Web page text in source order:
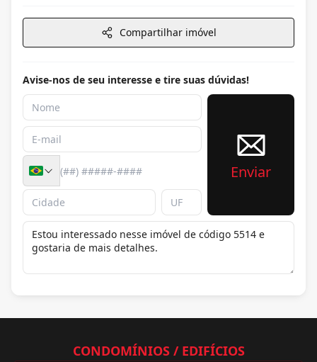
Compartilhar imóvel
Avise-nos de seu interesse e tire suas dúvidas!
Enviar
CONDOMÍNIOS / EDIFÍCIOS